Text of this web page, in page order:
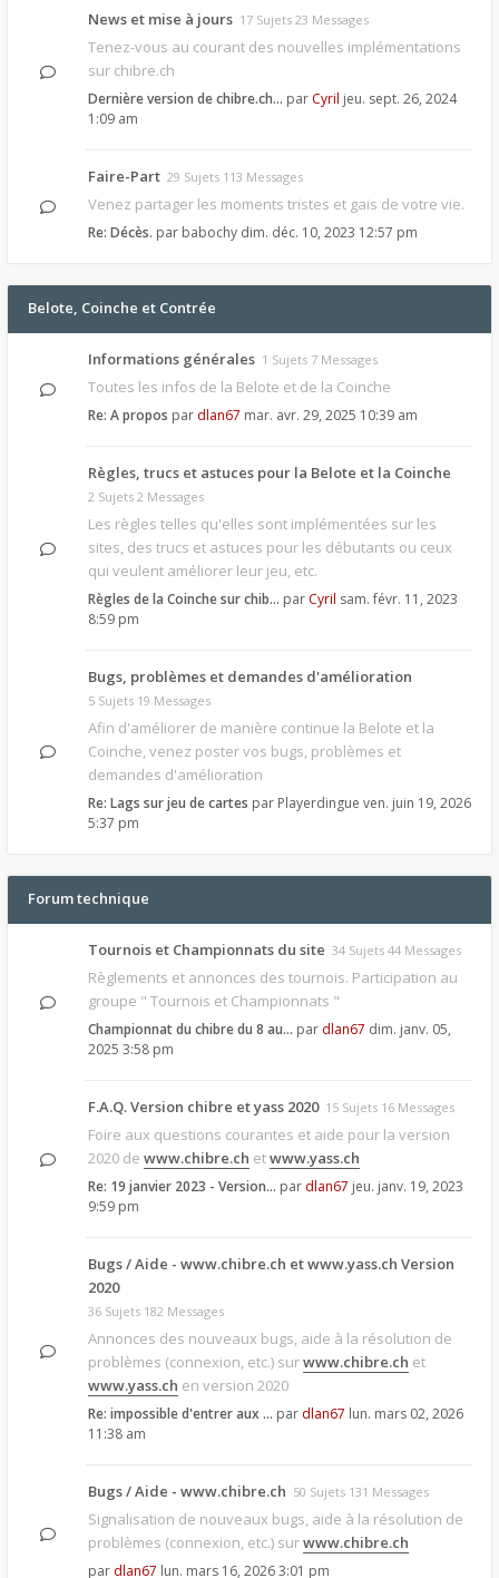
News et mise à jours 17 Sujets 23 Messages
Tenez-vous au courant des nouvelles implémentations
sur chibre.ch
Dernière version de chibre.ch… par Cyril jeu. sept. 26, 2024
1:09 am
Faire-Part 29 Sujets 113 Messages
Venez partager les moments tristes et gais de votre vie.
Re: Décès. par babochy dim. déc. 10, 2023 12:57 pm
Belote, Coinche et Contrée
Informations générales 1 Sujets 7 Messages
Toutes les infos de la Belote et de la Coinche
Re: A propos par dlan67 mar. avr. 29, 2025 10:39 am
Règles, trucs et astuces pour la Belote et la Coinche
2 Sujets 2 Messages
Les règles telles qu'elles sont implémentées sur les
sites, des trucs et astuces pour les débutants ou ceux
qui veulent améliorer leur jeu, etc.
Règles de la Coinche sur chib… par Cyril sam. févr. 11, 2023
8:59 pm
Bugs, problèmes et demandes d'amélioration
5 Sujets 19 Messages
Afin d'améliorer de manière continue la Belote et la
Coinche, venez poster vos bugs, problèmes et
demandes d'amélioration
Re: Lags sur jeu de cartes par Playerdingue ven. juin 19, 2026
5:37 pm
Forum technique
Tournois et Championnats du site 34 Sujets 44 Messages
Règlements et annonces des tournois. Participation au
groupe " Tournois et Championnats "
Championnat du chibre du 8 au… par dlan67 dim. janv. 05,
2025 3:58 pm
F.A.Q. Version chibre et yass 2020 15 Sujets 16 Messages
Foire aux questions courantes et aide pour la version
2020 de www.chibre.ch etwww.yass.ch
Re: 19 janvier 2023 - Version… par dlan67 jeu. janv. 19, 2023
9:59 pm
Bugs / Aide - www.chibre.ch et www.yass.ch Version
2020
36 Sujets 182 Messages
Annonces des nouveaux bugs, aide à la résolution de
problèmes (connexion, etc.) surwww.chibre.ch et
www.yass.ch en version 2020
Re: impossible d'entrer aux … par dlan67 lun. mars 02, 2026
11:38 am
Bugs / Aide - www.chibre.ch 50 Sujets 131 Messages
Signalisation de nouveaux bugs, aide à la résolution de
problèmes (connexion, etc.) surwww.chibre.ch
par dlan67 lun. mars 16, 2026 3:01 pm